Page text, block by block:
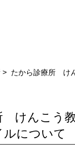
> たから診療所 け
けんこう
について